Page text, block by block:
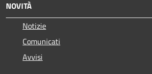
NOVITÀ
Notizie
Comunicati
Avvisi